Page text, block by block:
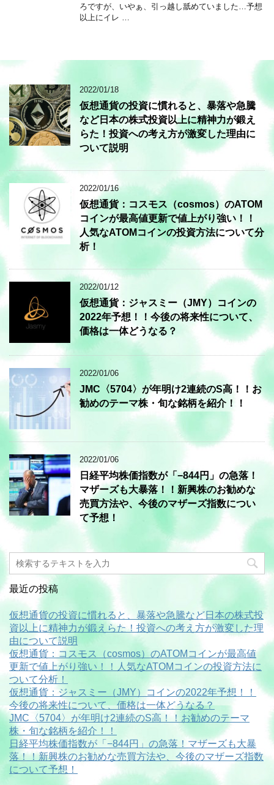
ろですが、いやぁ、引っ越し舐めていました…予想
以上にイレ …
2022/01/18
仮想通貨の投資に慣れると、暴落や急騰
など日本の株式投資以上に精神力が鍛え
らた！投資への考え方が激変した理由に
ついて説明
2022/01/16
仮想通貨：コスモス（cosmos）のATOM
コインが最高値更新で値上がり強い！！
人気なATOMコインの投資方法について分
析！
2022/01/12
仮想通貨：ジャスミー（JMY）コインの
2022年予想！！今後の将来性について、
価格は一体どうなる？
2022/01/06
JMC〈5704〉が年明け2連続のS高！！お
勧めのテーマ株・旬な銘柄を紹介！！
2022/01/06
日経平均株価指数が「−844円」の急落！
マザーズも大暴落！！新興株のお勧めな
売買方法や、今後のマザーズ指数につい
て予想！
最近の投稿
仮想通貨の投資に慣れると、暴落や急騰など日本の株式投
資以上に精神力が鍛えらた！投資への考え方が激変した理
由について説明
仮想通貨：コスモス（cosmos）のATOMコインが最高値
更新で値上がり強い！！人気なATOMコインの投資方法に
ついて分析！
仮想通貨：ジャスミー（JMY）コインの2022年予想！！
今後の将来性について、価格は一体どうなる？
JMC〈5704〉が年明け2連続のS高！！お勧めのテーマ
株・旬な銘柄を紹介！！
日経平均株価指数が「−844円」の急落！マザーズも大暴
落！！新興株のお勧めな売買方法や、今後のマザーズ指数
について予想！